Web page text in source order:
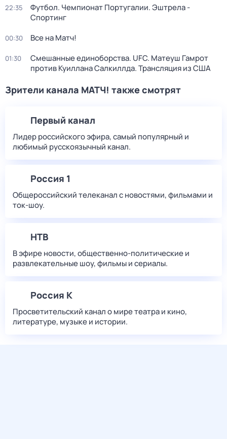
22:35
Футбол. Чемпионат Португалии. Эштрела -
Спортинг
00:30 Все на Матч!
01:30
Смешанные единоборства. UFC. Матеуш Гамрот
против Куиллана Салкиллда. Трансляция из США
Зрители канала МАТЧ! также смотрят
Первый канал
Лидер российского эфира, самый популярный и
любимый русскоязычный канал.
Россия 1
Общероссийский телеканал с новостями, фильмами и
ток-шоу.
НТВ
В эфире новости, общественно-политические и
развлекательные шоу, фильмы и сериалы.
Россия К
Просветительский канал о мире театра и кино,
литературе, музыке и истории.